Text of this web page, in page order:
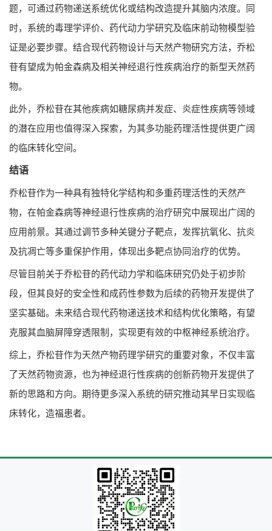
题，可通过药物递送系统优化或结构改造提升其脑内浓度。同
时，系统的毒理学评价、药代动力学研究及临床前动物模型验
证是必要步骤。结合现代药物设计与天然产物研究方法，乔松
苷有望成为帕金森病及相关神经退行性疾病治疗的新型天然药
物。
此外，乔松苷在其他疾病如糖尿病并发症、炎症性疾病等领域
的潜在应用也值得深入探索，为其多功能药理活性提供更广阔
的临床转化空间。
结语
乔松苷作为一种具有独特化学结构和多重药理活性的天然产
物，在帕金森病等神经退行性疾病的治疗研究中展现出广阔的
应用前景。其通过调节多种关键分子靶点，发挥抗氧化、抗炎
及抗凋亡等多重保护作用，体现出多靶点协同治疗的优势。
尽管目前关于乔松苷的药代动力学和临床研究仍处于初步阶
段，但其良好的安全性和成药性参数为后续的药物开发提供了
坚实基础。未来结合现代药物递送技术和结构优化策略，有望
克服其血脑屏障穿透限制，实现更有效的中枢神经系统治疗。
综上，乔松苷作为天然产物药理学研究的重要对象，不仅丰富
了天然药物资源，也为神经退行性疾病的创新药物开发提供了
新的思路和方向。期待更多深入系统的研究推动其早日实现临
床转化，造福患者。